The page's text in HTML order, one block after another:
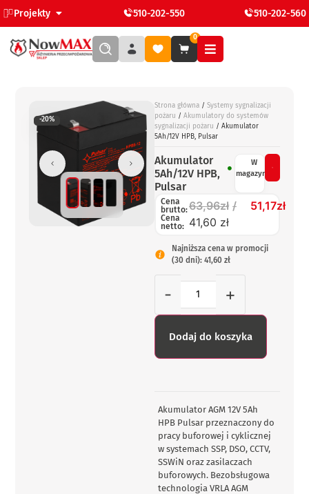
Projekty 510-202-550 510-202-560
0
-20%
Strona główna / Systemy sygnalizacji
pożaru / Akumulatory do systemów
sygnalizacji pożaru / Akumulator
5Ah/12V HPB, Pulsar
Akumulator
5Ah/12V HPB,
Pulsar
W
magazynie
Cena
brutto:63,96zł 51,17zł
Cena
netto: 41,60 zł
Najniższa cena w promocji
(30 dni): 41,60 zł
- +
Dodaj do koszyka
Akumulator AGM 12V 5Ah
HPB Pulsar przeznaczony do
pracy buforowej i cyklicznej
w systemach SSP, DSO, CCTV,
SSWiN oraz zasilaczach
buforowych. Bezobsługowa
technologia VRLA AGM